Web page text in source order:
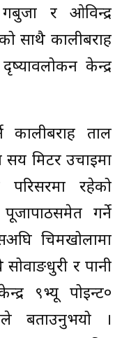
र ओविन्द्र
साथै कालीबराह
केन्द्र
कालीबराह ताल
सय मिटर उचाइमा
रहेको
गर्ने
चिमखोलामा
सोवाङधुरी र पानी
९भ्यू पोइन्ट०
बताउनुभयो ।